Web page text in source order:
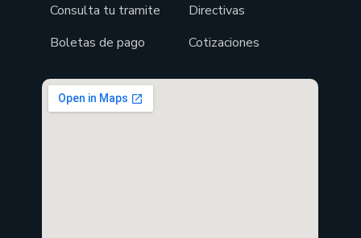
Consulta tu tramite
Boletas de pago
Directivas
Cotizaciones